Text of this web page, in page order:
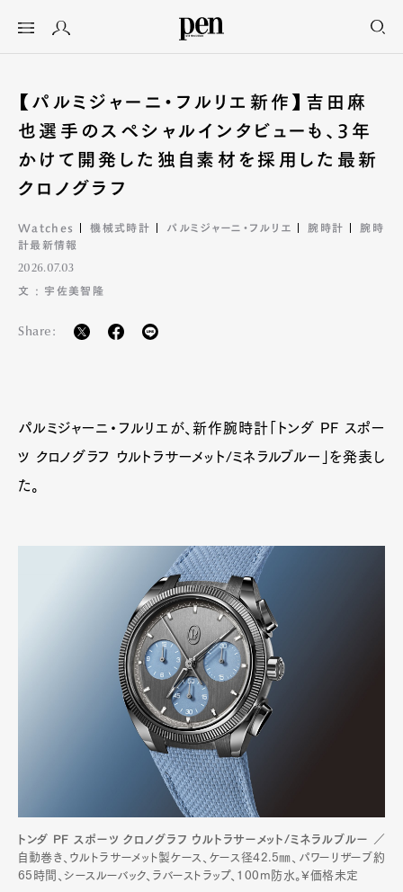
【パルミジャーニ・フルリエ新作】吉田麻
也選手のスペシャルインタビューも、3年
かけて開発した独自素材を採用した最新
クロノグラフ
Watches 機械式時計 パルミジャーニ・フルリエ 腕時計
腕時
計最新情報
2026.07.03
文 : 宇佐美智隆
Share:
パルミジャーニ・フルリエが、新作腕時計「トンダ PF スポー
ツ クロノグラフ ウルトラサーメット/ミネラルブルー」を発表し
た。
トンダ PF スポーツ クロノグラフ ウルトラサーメット/ミネラルブルー
／
自動巻き、ウルトラサーメット製ケース、ケース径42.5㎜、パワーリザーブ約
65時間、シースルーバック、ラバーストラップ、100m防水。¥価格未定